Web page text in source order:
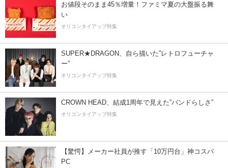
お値段そのまま45％増量！ファミマ夏の大盤振る舞
い
オリコンタイアップ特集
SUPER★DRAGON、自ら描いた”レトロフューチャ
ー”
オリコンタイアップ特集
CROWN HEAD、結成1周年で見えた”バンドらしさ”
オリコンタイアップ特集
【驚愕】メーカー社員が推す「10万円台」神コスパ
PC